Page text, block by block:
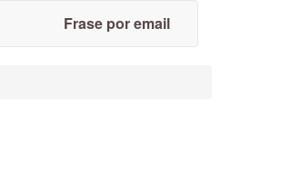
Frase por email